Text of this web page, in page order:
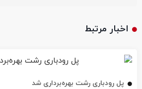
اخبار مرتبط
پل رودباری رشت بهره‌برداری شد